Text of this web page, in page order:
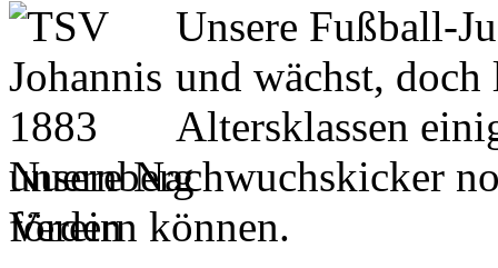
Unsere Fußball-
und wächst,
Altersklassen
unsere Nachwuchskicker
fördern können.